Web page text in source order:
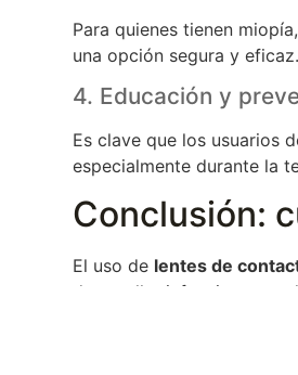
Para quienes tienen
una opción segura y eficaz.
4. Educación y
Es clave que los usuarios
especialmente durante la
Conclusión:
El uso de lentes de
desarrollar infecciones